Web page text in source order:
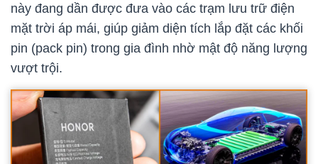
này đang dần được đưa vào các trạm lưu trữ điện
mặt trời áp mái, giúp giảm diện tích lắp đặt các khối
pin (pack pin) trong gia đình nhờ mật độ năng lượng
vượt trội.